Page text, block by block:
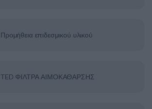
Προμήθεια επιδεσμικού υλικού
TED ΦΙΛΤΡΑ ΑΙΜΟΚΑΘΑΡΣΗΣ